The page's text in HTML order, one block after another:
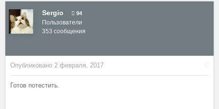
Sergio 94
Пользователи
353 сообщения
Опубликовано 2 февраля, 2017
Готов потестить.